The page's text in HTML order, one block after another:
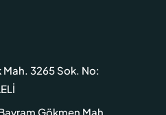
Mah. 3265 Sok. No:
Gökmen Mah.